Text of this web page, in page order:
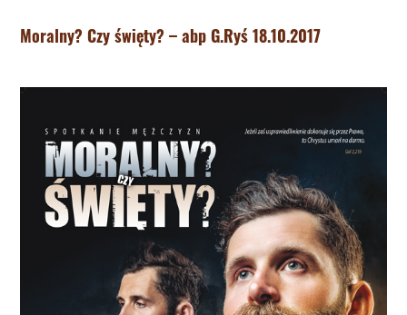
Moralny? Czy święty? – abp G.Ryś 18.10.2017